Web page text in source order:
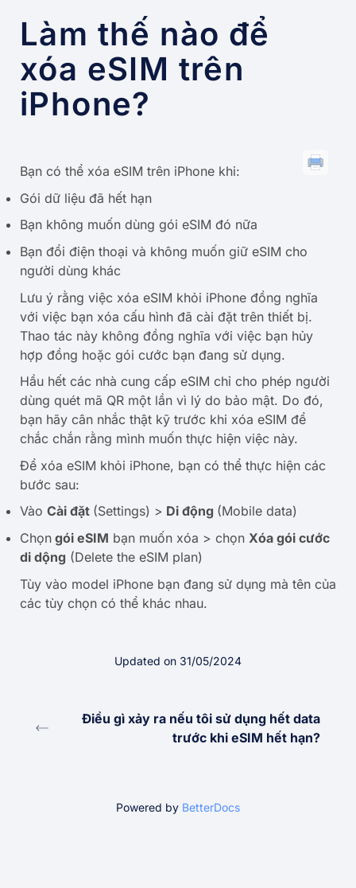
Làm thế nào để
xóa eSIM trên
iPhone?
Bạn có thể xóa eSIM trên iPhone khi:
Gói dữ liệu đã hết hạn
Bạn không muốn dùng gói eSIM đó nữa
Bạn đổi điện thoại và không muốn giữ eSIM cho
người dùng khác
Lưu ý rằng việc xóa eSIM khỏi iPhone đồng nghĩa
với việc bạn xóa cấu hình đã cài đặt trên thiết bị.
Thao tác này không đồng nghĩa với việc bạn hủy
hợp đồng hoặc gói cước bạn đang sử dụng.
Hầu hết các nhà cung cấp eSIM chỉ cho phép người
dùng quét mã QR một lần vì lý do bảo mật. Do đó,
bạn hãy cân nhắc thật kỹ trước khi xóa eSIM để
chắc chắn rằng mình muốn thực hiện việc này.
Để xóa eSIM khỏi iPhone, bạn có thể thực hiện các
bước sau:
Vào Cài đặt (Settings) > Di động (Mobile data)
Chọn gói eSIM bạn muốn xóa > chọn Xóa gói cước
di dộng (Delete the eSIM plan)
Tùy vào model iPhone bạn đang sử dụng mà tên của
các tùy chọn có thể khác nhau.
Updated on 31/05/2024
Điều gì xảy ra nếu tôi sử dụng hết data
trước khi eSIM hết hạn?
Powered by BetterDocs